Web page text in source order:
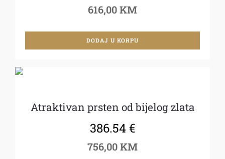
616,00 KM
DODAJ U KORPU
Atraktivan prsten od bijelog zlata
386.54 €
756,00 KM